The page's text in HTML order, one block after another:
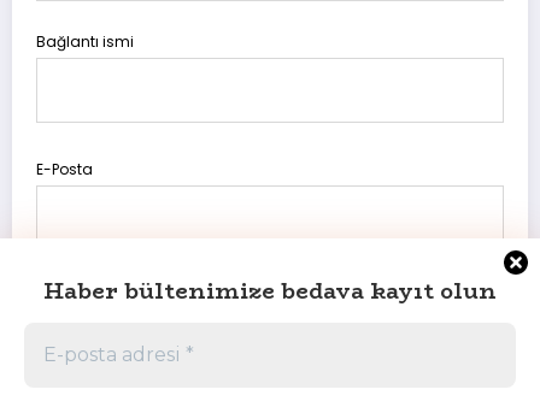
Haber bültenimize bedava kayıt olun
Bağlantı ismi
E-Posta